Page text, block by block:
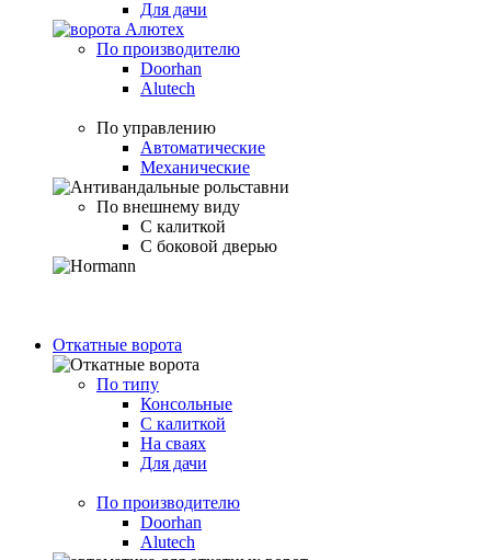
Для дачи
По производителю
Doorhan
Alutech
По управлению
Автоматические
Механические
По внешнему виду
С калиткой
С боковой дверью
Откатные ворота
По типу
Консольные
С калиткой
На сваях
Для дачи
По производителю
Doorhan
Alutech